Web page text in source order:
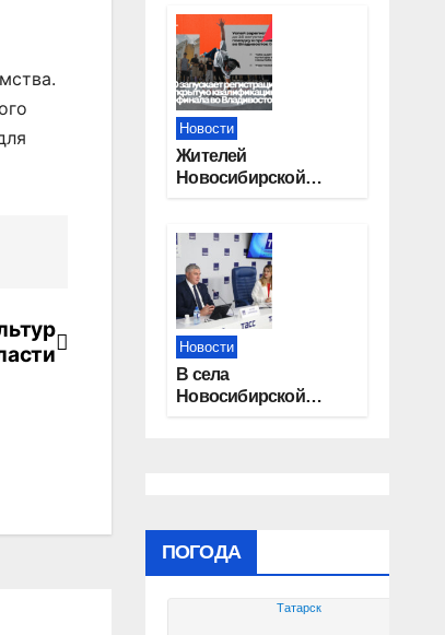
увеличение пенсии
после 80 лет
Новости
Жителей
Новосибирской
квалификацию
премии «КАРДО»
Новости
В села
Новосибирской
ПОГОДА
Татарск